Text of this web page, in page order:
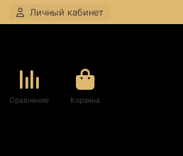
Личный кабинет
Сравнение Корзина